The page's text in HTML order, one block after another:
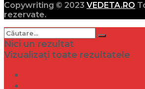
Copywriting © 2023 VEDETA.RO
rezervate.
Nici un rezultat
Vizualizați toate rezultatele